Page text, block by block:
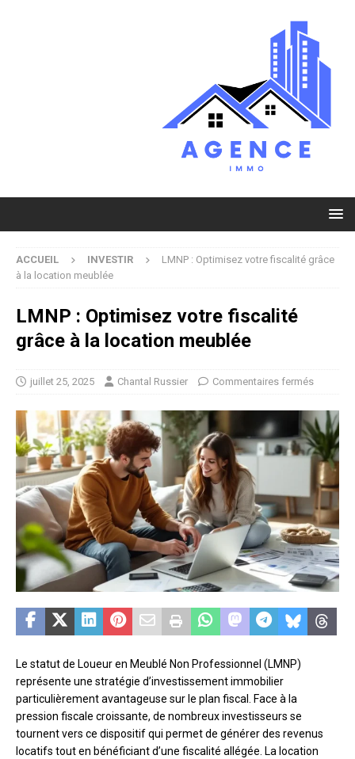
ACCUEIL INVESTIR
LMNP : Optimisez votre fiscalité grâce
à la location meublée
LMNP : Optimisez votre fiscalité
grâce à la location meublée
juillet 25, 2025 Chantal Russier Commentaires fermés
Le statut de Loueur en Meublé Non Professionnel (LMNP)
représente une stratégie d’investissement immobilier
particulièrement avantageuse sur le plan fiscal. Face à la
pression fiscale croissante, de nombreux investisseurs se
tournent vers ce dispositif qui permet de générer des revenus
locatifs tout en bénéficiant d’une fiscalité allégée. La location